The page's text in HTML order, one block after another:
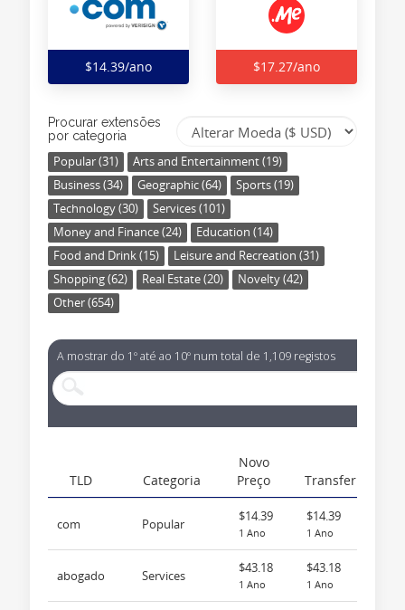
$14.39/ano $17.27/ano
Procurar extensões
por categoria
Popular (31)
Arts and Entertainment (19)
Business (34)
Geographic (64)
Sports (19)
Technology (30)
Services (101)
Money and Finance (24)
Education (14)
Food and Drink (15)
Leisure and Recreation (31)
Shopping (62)
Real Estate (20)
Novelty (42)
Other (654)
A mostrar do 1º até ao 10º num total de 1,109 registos
TLD Categoria
Novo
Preço
Transferir
com Popular $14.39
1 Ano
$14.39
1 Ano
abogado Services $43.18
1 Ano
$43.18
1 Ano